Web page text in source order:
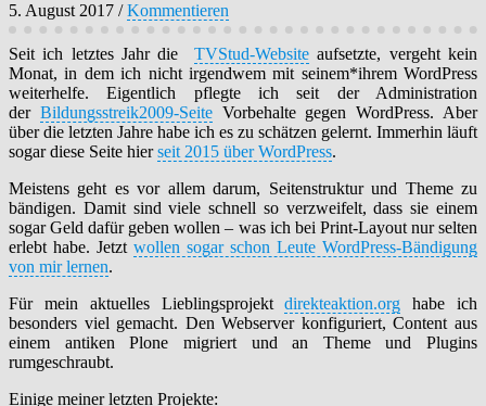
5. August 2017 /Kommentieren
Seit ich letztes Jahr die TVStud-Website aufsetzte, vergeht kein
Monat, in dem ich nicht irgendwem mit seinem*ihrem WordPress
weiterhelfe. Eigentlich pflegte ich seit der Administration
der Bildungsstreik2009-SeiteVorbehalte gegen WordPress. Aber
über die letzten Jahre habe ich es zu schätzen gelernt. Immerhin läuft
sogar diese Seite hierseit 2015 über WordPress.
Meistens geht es vor allem darum, Seitenstruktur und Theme zu
bändigen. Damit sind viele schnell so verzweifelt, dass sie einem
sogar Geld dafür geben wollen – was ich bei Print-Layout nur selten
erlebt habe. Jetzt wollen sogar schon Leute WordPress-Bändigung
von mir lernen.
Für mein aktuelles Lieblingsprojektdirekteaktion.org habe ich
besonders viel gemacht. Den Webserver konfiguriert, Content aus
einem antiken Plone migriert und an Theme und Plugins
rumgeschraubt.
Einige meiner letzten Projekte: